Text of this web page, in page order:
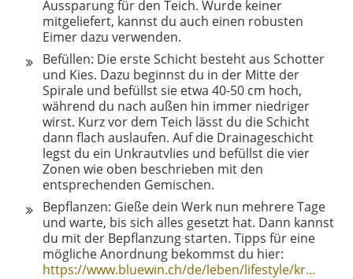
Aussparung für den Teich. Wurde keiner
mitgeliefert, kannst du auch einen robusten
Eimer dazu verwenden.
Befüllen: Die erste Schicht besteht aus Schotter
und Kies. Dazu beginnst du in der Mitte der
Spirale und befüllst sie etwa 40-50 cm hoch,
während du nach außen hin immer niedriger
wirst. Kurz vor dem Teich lässt du die Schicht
dann flach auslaufen. Auf die Drainageschicht
legst du ein Unkrautvlies und befüllst die vier
Zonen wie oben beschrieben mit den
entsprechenden Gemischen.
Bepflanzen: Gieße dein Werk nun mehrere Tage
und warte, bis sich alles gesetzt hat. Dann kannst
du mit der Bepflanzung starten. Tipps für eine
mögliche Anordnung bekommst du hier:
https://www.bluewin.ch/de/leben/lifestyle/kr…